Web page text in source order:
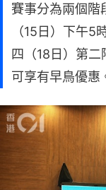
賽事分為兩個階
（15日）下午5
四（18日）第
可享有早鳥優惠